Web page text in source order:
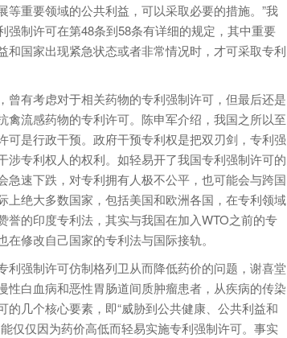
重要领域的公共利益，可以采取必要的措施。”我
强制许可在第48条到58条有详细的规定，其中重要
和国家出现紧急状态或者非常情况时，才可采取专利
有考虑对于相关药物的专利强制许可，但最后还是
禽流感药物的专利许可。陈申军介绍，我国之所以至
可是行政干预。政府干预专利权是把双刃剑，专利强
涉专利权人的权利。如轻易开了我国专利强制许可的
急速下跌，对专利拥有人极不公平，也可能会与跨国
上绝大多数国家，包括美国和欧洲各国，在专利领域
誉的印度专利法，其实与我国在加入WTO之前的专
修改自己国家的专利法与国际接轨。
强制许可仿制格列卫从而降低药价的问题，谢喜堂
性白血病和恶性胃肠道间质肿瘤患者，从疾病的传染
几个核心要素，即“威胁到公共健康、公共利益和
仅仅因为药价高低而轻易实施专利强制许可。事实